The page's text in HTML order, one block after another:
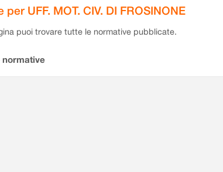
per UFF. MOT. CIV. DI FROSINONE
puoi trovare tutte le normative pubblicate.
normative